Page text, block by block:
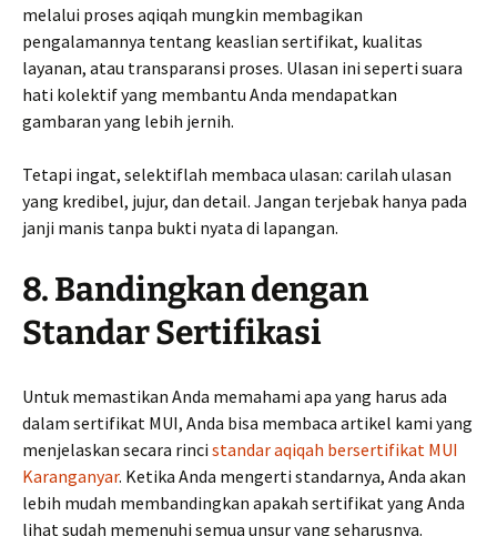
melalui proses aqiqah mungkin membagikan
pengalamannya tentang keaslian sertifikat, kualitas
layanan, atau transparansi proses. Ulasan ini seperti suara
hati kolektif yang membantu Anda mendapatkan
gambaran yang lebih jernih.
Tetapi ingat, selektiflah membaca ulasan: carilah ulasan
yang kredibel, jujur, dan detail. Jangan terjebak hanya pada
janji manis tanpa bukti nyata di lapangan.
8. Bandingkan dengan
Standar Sertifikasi
Untuk memastikan Anda memahami apa yang harus ada
dalam sertifikat MUI, Anda bisa membaca artikel kami yang
menjelaskan secara rinci standar aqiqah bersertifikat MUI
Karanganyar. Ketika Anda mengerti standarnya, Anda akan
lebih mudah membandingkan apakah sertifikat yang Anda
lihat sudah memenuhi semua unsur yang seharusnya.